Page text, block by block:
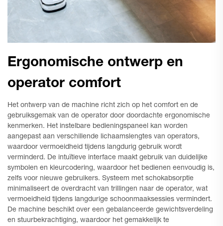
Ergonomische ontwerp en
operator comfort
Het ontwerp van de machine richt zich op het comfort en de
gebruiksgemak van de operator door doordachte ergonomische
kenmerken. Het instelbare bedieningspaneel kan worden
aangepast aan verschillende lichaamslengtes van operators,
waardoor vermoeidheid tijdens langdurig gebruik wordt
verminderd. De intuïtieve interface maakt gebruik van duidelijke
symbolen en kleurcodering, waardoor het bedienen eenvoudig is,
zelfs voor nieuwe gebruikers. Systeem met schokabsorptie
minimaliseert de overdracht van trillingen naar de operator, wat
vermoeidheid tijdens langdurige schoonmaaksessies vermindert.
De machine beschikt over een gebalanceerde gewichtsverdeling
en stuurbekrachtiging, waardoor het gemakkelijk te